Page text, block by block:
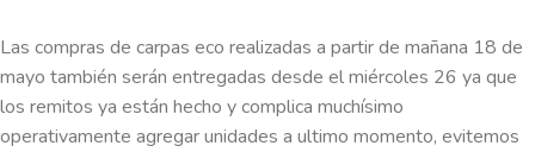
Las compras de carpas eco realizadas a partir de mañana 18 de
mayo también serán entregadas desde el miércoles 26 ya que
los remitos ya están hecho y complica muchísimo
operativamente agregar unidades a ultimo momento, evitemos